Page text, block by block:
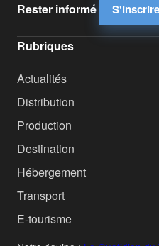
Rester informé S'inscrire
Rubriques
Actualités
Distribution
Production
Destination
Hébergement
Transport
E-tourisme